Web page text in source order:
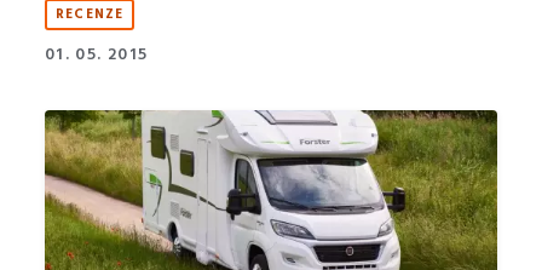
RECENZE
01. 05. 2015